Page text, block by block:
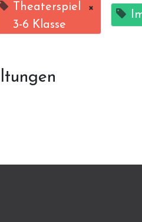
Theaterspiel
3-6 Klasse
×